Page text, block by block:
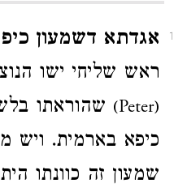
1 אגדתא דשמעון
ראש שליחי ישו
(Peter)
שהוראתו
כיפא בארמית. ויש
שמעון זה כוונתו